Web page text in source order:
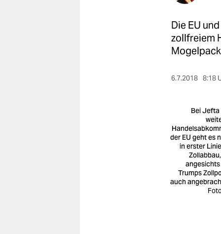
Die EU
zollfreiem
6.7.2018 8:18
Bei Jefta
der EU geht es
in erster
Trumps
auch